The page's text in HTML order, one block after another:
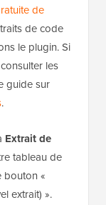
.
de
de code
le plugin. Si
les
Extrait de
tableau de